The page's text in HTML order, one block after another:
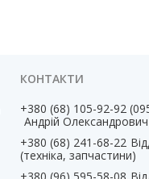
+380 (68) 105-92-92
Андрій
+380 (68) 241-68-22
(техніка, запчастини)